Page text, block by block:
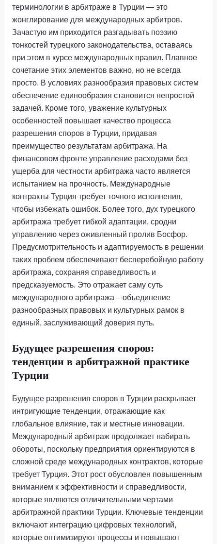
терминологии в арбитраже в Турции — это
жонглирование для международных арбитров.
Зачастую им приходится разгадывать поэзию
тонкостей турецкого законодательства, оставаясь
при этом в курсе международных правил. Плавное
сочетание этих элементов важно, но не всегда
просто. В условиях разнообразия правовых систем
обеспечение единообразия становится непростой
задачей. Кроме того, уважение культурных
особенностей повышает качество процесса
разрешения споров в Турции, придавая
преимущество результатам арбитража. На
финансовом фронте управление расходами без
ущерба для честности арбитража часто является
испытанием на прочность. Международные
контракты Турция требует точного исполнения,
чтобы избежать ошибок. Более того, дух турецкого
арбитража требует гибкой адаптации, сродни
управлению через оживленный пролив Босфор.
Предусмотрительность и адаптируемость в решении
таких проблем обеспечивают бесперебойную работу
арбитража, сохраняя справедливость и
предсказуемость. Это отражает саму суть
международного арбитража – объединение
разнообразных правовых и культурных рамок в
единый, заслуживающий доверия путь.
Будущее разрешения споров:
тенденции в арбитражной практике
Турции
Будущее разрешения споров в Турции раскрывает
интригующие тенденции, отражающие как
глобальное влияние, так и местные инновации.
Международный арбитраж продолжает набирать
обороты, поскольку предприятия ориентируются в
сложной среде международных контрактов, которые
требует Турция. Этот рост обусловлен повышенным
вниманием к эффективности и справедливости,
которые являются отличительными чертами
арбитражной практики Турции. Ключевые тенденции
включают интеграцию цифровых технологий,
которые оптимизируют процессы и повышают